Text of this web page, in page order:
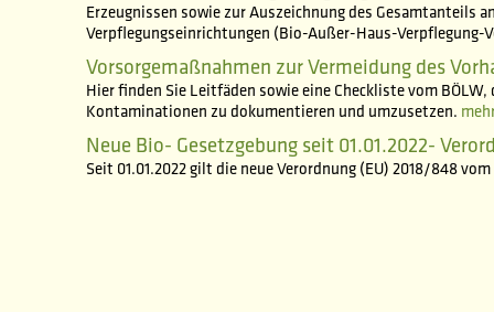
Erzeugnissen sowie zur Auszeichnung des Gesamtanteils
Verpflegungseinrichtungen (Bio-Außer-Haus-Verpflegung-
Vorsorgemaßnahmen zur Vermeidung des
Hier finden Sie Leitfäden sowie eine Checkliste vom
Kontaminationen zu dokumentieren und umzusetzen.
Neue Bio- Gesetzgebung seit 01.01.2022-
Seit 01.01.2022 gilt die neue Verordnung (EU) 2018/848